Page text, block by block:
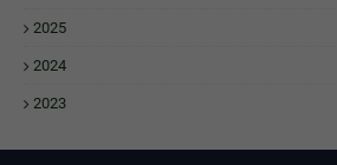
2025
2024
2023